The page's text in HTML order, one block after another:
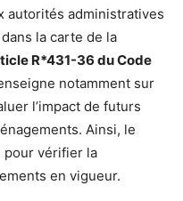
autorités administratives
la carte de la
R*431-36 du Code
notamment sur
l’impact de futurs
Ainsi, le
pour vérifier la
en vigueur.